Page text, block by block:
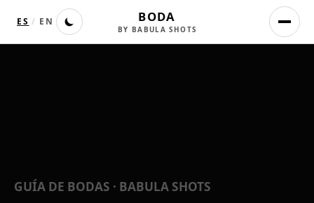
ES / EN BODA
BY BABULA SHOTS
GUÍA DE BODAS · BABULA SHOTS